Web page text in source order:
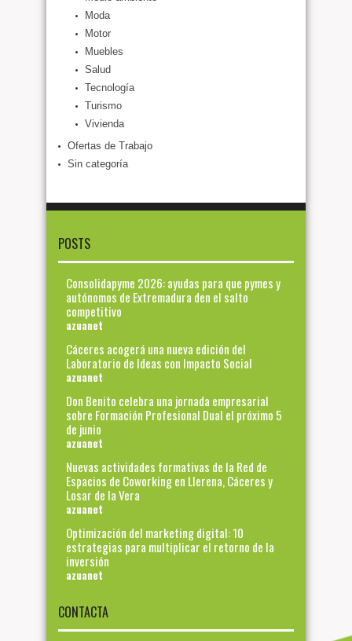
Moda
Motor
Muebles
Salud
Tecnología
Turismo
Vivienda
Ofertas de Trabajo
Sin categoría
POSTS
Consolidapyme 2026: ayudas para que pymes y
autónomos de Extremadura den el salto
competitivo
azuanet
Cáceres acogerá una nueva edición del
Laboratorio de Ideas con Impacto Social
azuanet
Don Benito celebra una jornada empresarial
sobre Formación Profesional Dual el próximo 5
de junio
azuanet
Nuevas actividades formativas de la Red de
Espacios de Coworking en Llerena, Cáceres y
Losar de la Vera
azuanet
Optimización del marketing digital: 10
estrategias para multiplicar el retorno de la
inversión
azuanet
CONTACTA